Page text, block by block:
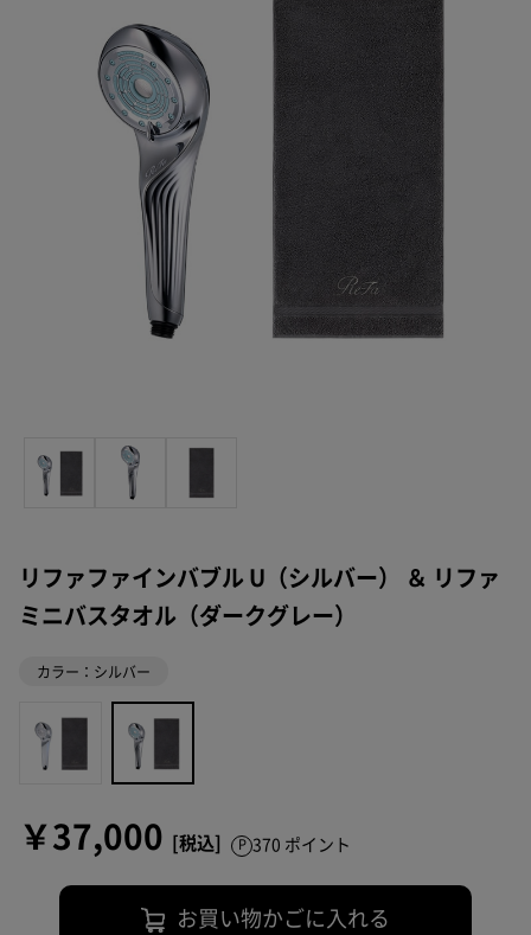
リファファインバブル U（シルバー） ＆ リファ
ミニバスタオル（ダークグレー）
カラー：シルバー
￥37,000 370 ポイント
お買い物かごに入れる